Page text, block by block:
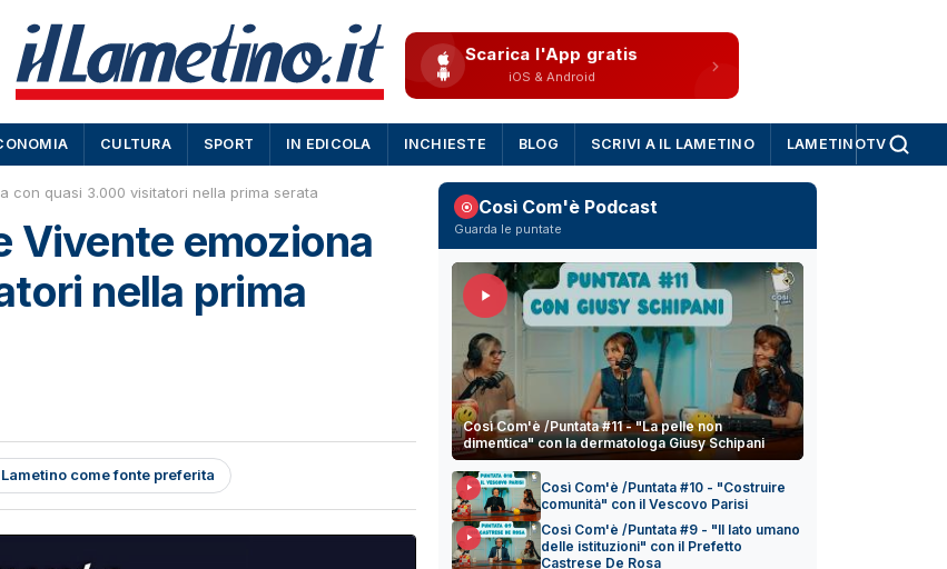
Scarica l'App gratis
iOS & Android
CULTURA SPORT IN EDICOLA INCHIESTE BLOG SCRIVI A IL LAMETINO LAMETINOTV
con quasi 3.000 visitatori nella prima serata
Vivente emoziona
nella prima
come fonte preferita
Così Com'è Podcast
Guarda le puntate
Così Com'è /Puntata #11 - "La pelle non
dimentica" con la dermatologa Giusy Schipani
Così Com'è /Puntata #10 - "Costruire
comunità" con il Vescovo Parisi
Così Com'è /Puntata #9 - "Il lato umano
delle istituzioni" con il Prefetto
Castrese De Rosa